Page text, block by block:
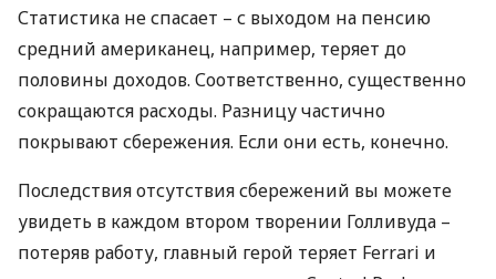
Статистика не спасает – с выходом на пенсию
средний американец, например, теряет до
половины доходов. Соответственно, существенно
сокращаются расходы. Разницу частично
покрывают сбережения. Если они есть, конечно.
Последствия отсутствия сбережений вы можете
увидеть в каждом втором творении Голливуда –
потеряв работу, главный герой теряет Ferrari и